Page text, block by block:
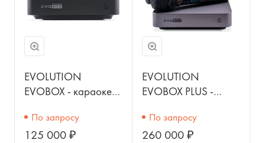
EVOLUTION
EVOBOX - караоке
По запросу
125 000 ₽
EVOLUTION
EVOBOX PLUS -
(годовая подписка).
По запросу
260 000 ₽